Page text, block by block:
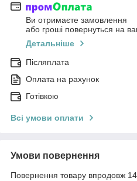
Ви отримаєте замовлення
або гроші повернуться на
Детальніше
Післяплата
Оплата на рахунок
Готівкою
Всі умови оплати
Умови повернення
Повернення товару впродовж